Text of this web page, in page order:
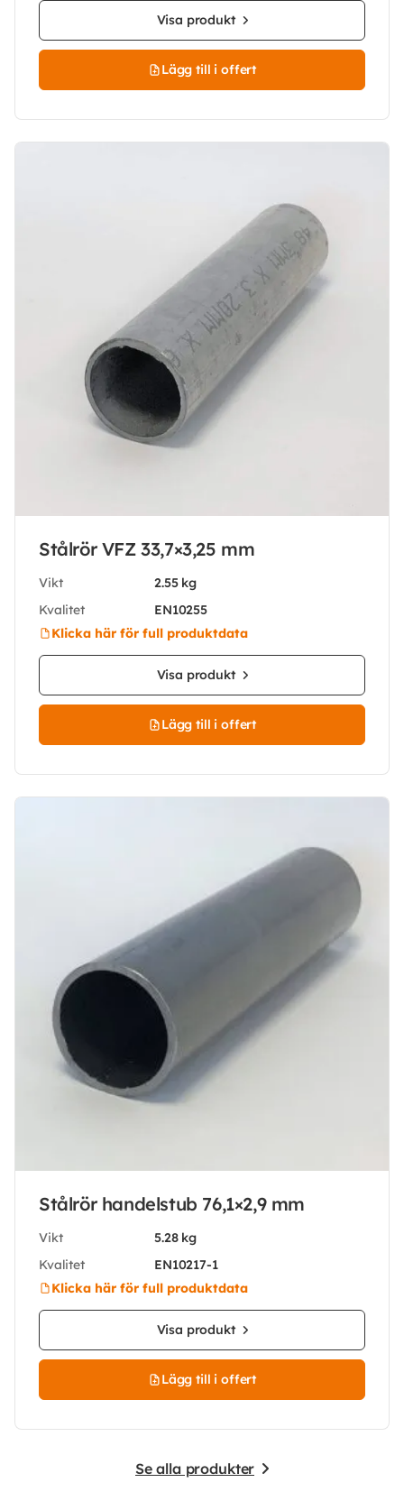
Visa produkt
Lägg till i offert
Stålrör VFZ 33,7×3,25 mm
Vikt
2.55 kg
Kvalitet
EN10255
Klicka här för full produktdata
Visa produkt
Lägg till i offert
Stålrör handelstub 76,1×2,9 mm
Vikt
5.28 kg
Kvalitet
EN10217-1
Klicka här för full produktdata
Visa produkt
Lägg till i offert
Se alla produkter